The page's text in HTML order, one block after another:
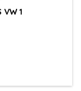
VW 1